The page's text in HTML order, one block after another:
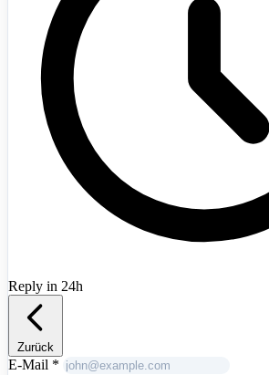
Albania
Reply in 24h
Zurück
E-Mail *